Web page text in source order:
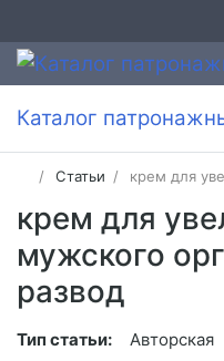
Каталог
Статьи крем для
крем для
мужского
развод
Тип статьи:
Авторская